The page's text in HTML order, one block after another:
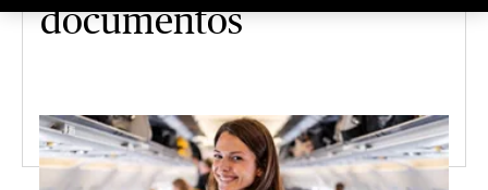
documentos